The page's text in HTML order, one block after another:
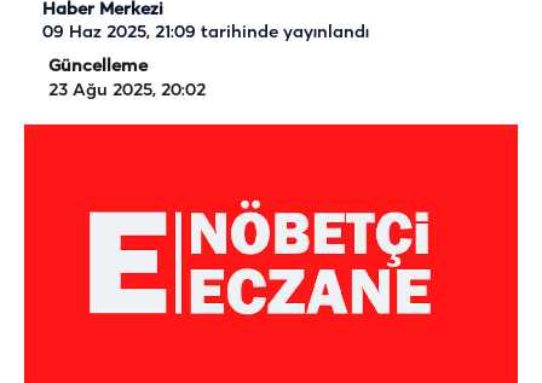
Haber Merkezi
09 Haz 2025, 21:09 tarihinde yayınlandı
Güncelleme
23 Ağu 2025, 20:02